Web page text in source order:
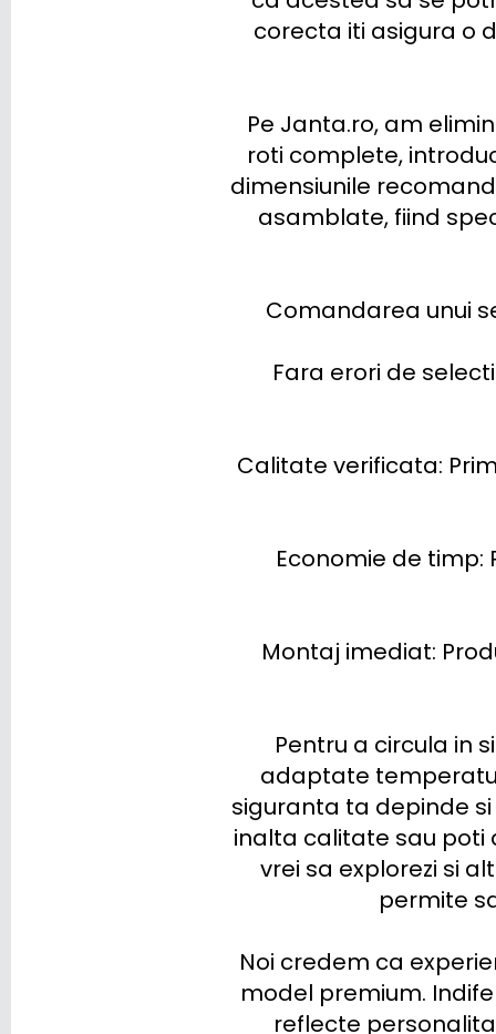
TOYOTA
VINFAST
VOLKSWAGEN
VOLVO
XPENG
ZEEKR
corecta iti asigura o
Pe Janta.ro, am
roti complete,
dimensiunile
asamblate, fiind
Comandarea unui
Fara erori de
Calitate verificata:
Economie de
Montaj imediat:
Pentru a circula in
adaptate
siguranta ta depinde
inalta calitate sau poti
vrei sa explorezi si
permite
Noi credem ca
model premium.
reflecte